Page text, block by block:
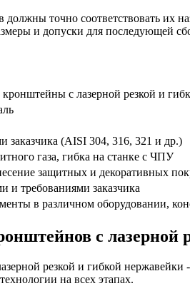
точно соответствовать их
и допуски для последующей
с лазерной резкой и
заказчика (AISI 304, 316, 321 и др.)
газа, гибка на станке с ЧПУ
защитных и декоративных
и требованиями заказчика
в различном оборудовании,
с
резкой и гибкой
на всех этапах.